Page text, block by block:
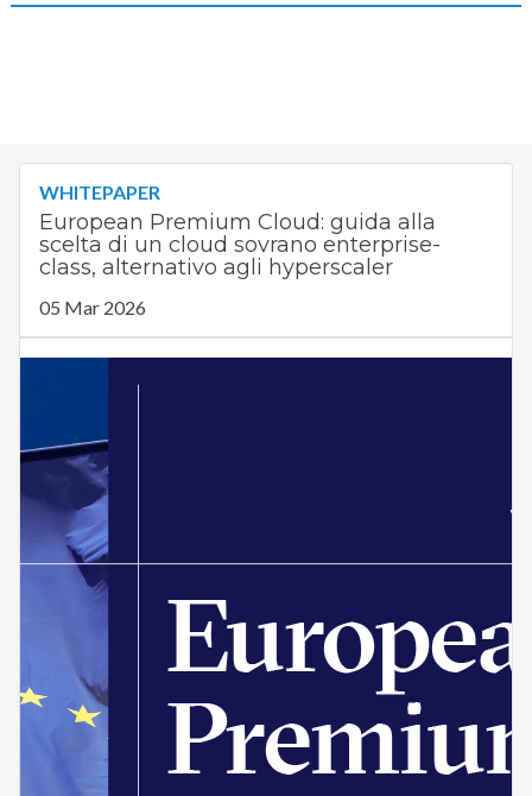
WHITEPAPER
European Premium Cloud: guida alla
scelta di un cloud sovrano enterprise-
class, alternativo agli hyperscaler
05 Mar 2026